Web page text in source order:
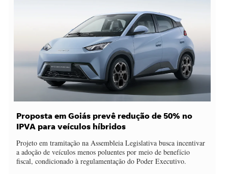
Proposta em Goiás prevê redução de 50% no
IPVA para veículos híbridos
Projeto em tramitação na Assembleia Legislativa busca incentivar
a adoção de veículos menos poluentes por meio de benefício
fiscal, condicionado à regulamentação do Poder Executivo.